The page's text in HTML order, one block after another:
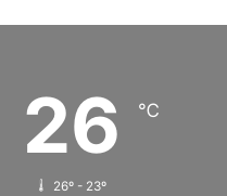
26 ℃
26º - 23º